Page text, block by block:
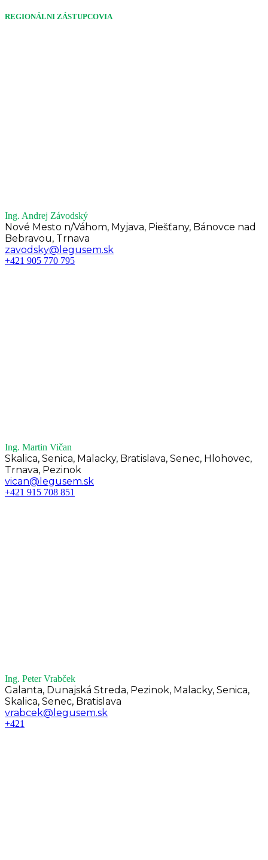
REGIONÁLNI ZÁSTUPCOVIA
Ing. Andrej Závodský
Nové Mesto n/Váhom, Myjava, Piešťany, Bánovce nad
Bebravou, Trnava
zavodsky@legusem.sk
+421 905 770 795
Ing. Martin Vičan
Skalica, Senica, Malacky, Bratislava, Senec, Hlohovec,
Trnava, Pezinok
vican@legusem.sk
+421 915 708 851
Ing. Peter Vrabček
Galanta, Dunajská Streda, Pezinok, Malacky, Senica,
Skalica, Senec, Bratislava
vrabcek@legusem.sk
+421